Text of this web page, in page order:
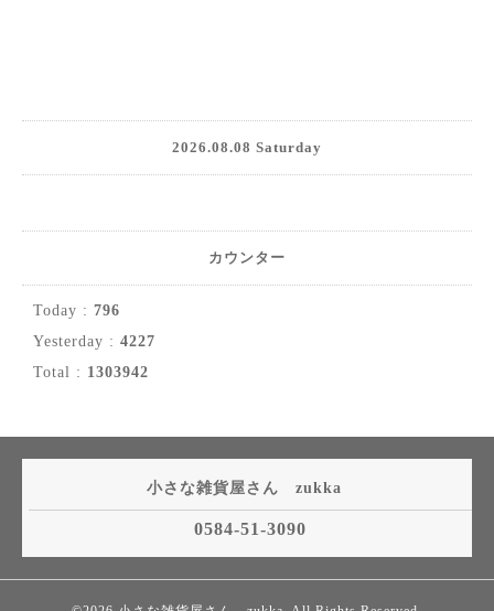
2026.08.08 Saturday
カウンター
Today : 796
Yesterday : 4227
Total : 1303942
小さな雑貨屋さん zukka
0584-51-3090